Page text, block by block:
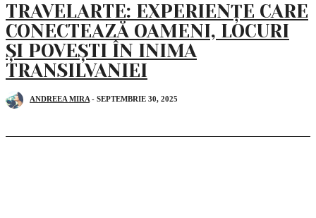
TRAVELARTE: EXPERIENȚE CARE
CONECTEAZĂ OAMENI, LOCURI
ȘI POVEȘTI ÎN INIMA
TRANSILVANIEI
ANDREEA MIRA - SEPTEMBRIE 30, 2025